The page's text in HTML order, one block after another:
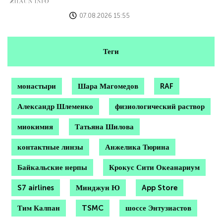
07.08.2026 15:55
Теги
монастыри Шара Магомедов RAF
Александр Шлеменко физиологический раствор
миокимия Татьяна Шилова
контактные линзы Анжелика Тюрина
Байкальские нерпы Крокус Сити Океанариум
S7 airlines Минджун Ю App Store
Тим Калпан TSMC шоссе Энтузиастов